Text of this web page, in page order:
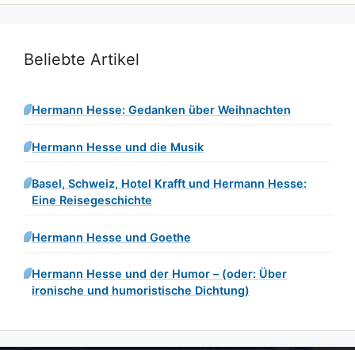
Beliebte Artikel
Hermann Hesse: Gedanken über Weihnachten
Hermann Hesse und die Musik
Basel, Schweiz, Hotel Krafft und Hermann Hesse:
Eine Reisegeschichte
Hermann Hesse und Goethe
Hermann Hesse und der Humor – (oder: Über
ironische und humoristische Dichtung)